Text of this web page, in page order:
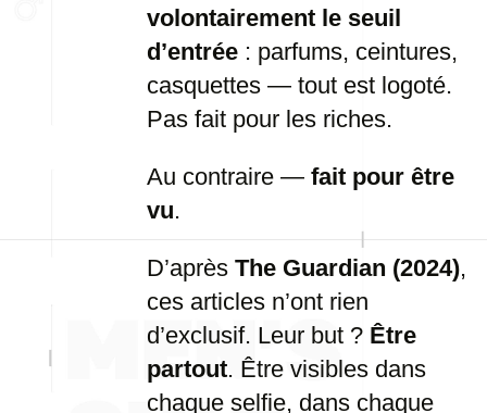
volontairement le seuil
d’entrée : parfums, ceintures,
casquettes — tout est logoté.
Pas fait pour les riches.
Au contraire — fait pour être
vu.
D’après The Guardian (2024),
ces articles n’ont rien
d’exclusif. Leur but ? Être
partout. Être visibles dans
chaque selfie, dans chaque